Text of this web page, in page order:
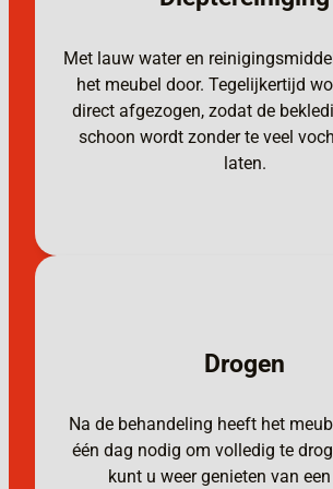
Met lauw water en
het meubel door. Tegelijkertijd
direct afgezogen, zodat de
schoon wordt zonder te veel
laten.
Drogen
Na de behandeling heeft het
één dag nodig om volledig te
kunt u weer genieten van